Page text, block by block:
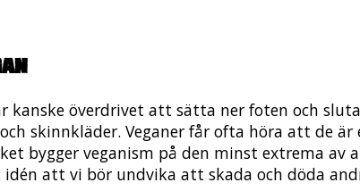
kanske överdrivet att sätta ner foten och
skinnkläder. Veganer får ofta höra att de är
bygger veganism på den minst extrema av
idén att vi bör undvika att skada och döda